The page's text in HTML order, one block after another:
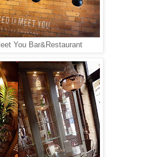
You Bar&Restaurant